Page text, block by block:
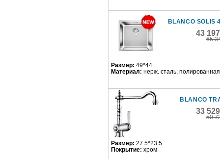
BLANCO SOLIS
43
65
Размер: 49*44
Материал: нерж. сталь, полированная
BLANCO
33
50
Размер: 27.5*23.5
Покрытие: хром